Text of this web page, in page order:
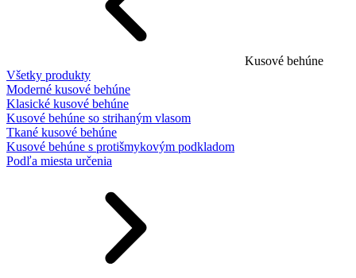
Kusové behúne
Všetky produkty
Moderné kusové behúne
Klasické kusové behúne
Kusové behúne so strihaným vlasom
Tkané kusové behúne
Kusové behúne s protišmykovým podkladom
Podľa miesta určenia